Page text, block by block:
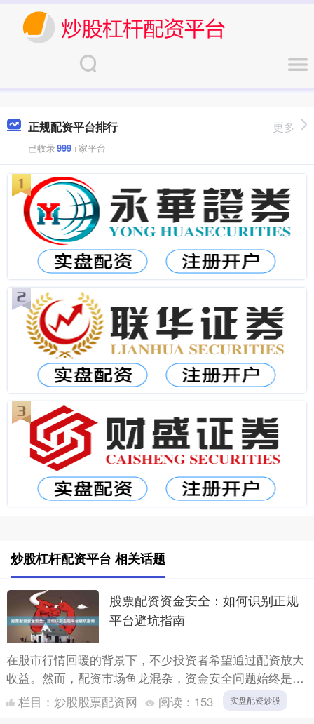
正规配资平台排行
已收录999+家平台
更多
炒股杠杆配资平台 相关话题
股票配资资金安全：如何识别正规
平台避坑指南
在股市行情回暖的背景下，不少投资者希望通过配资放大
收益。然而，配资市场鱼龙混杂，资金安全问题始终是悬
在投资者头上的“达摩克利斯之剑”。本文将为您梳理识别
正规配资....
栏目： 炒股股票配资网 阅读： 153 实盘配资炒股